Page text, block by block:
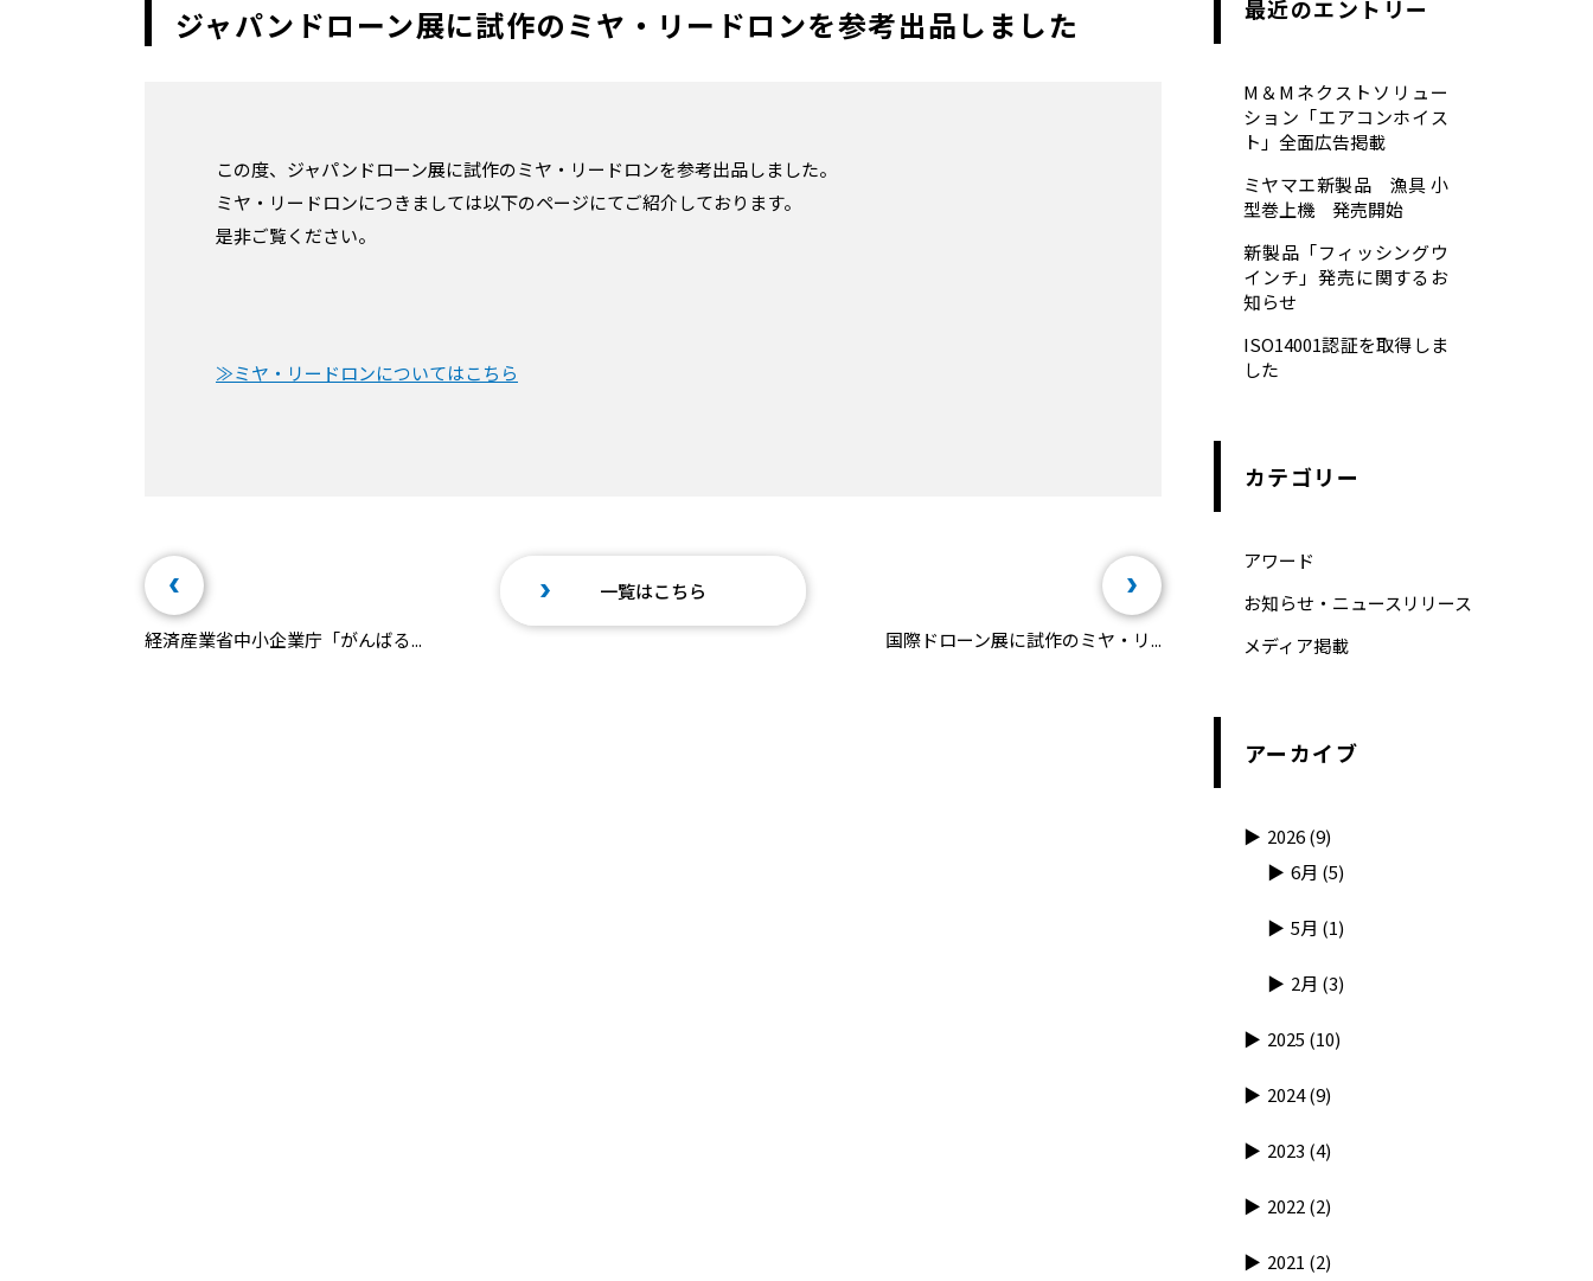
ジャパンドローン展に試作のミヤ・リードロンを参考出品しました
この度、ジャパンドローン展に試作のミヤ・リードロンを参考出品しました。
ミヤ・リードロンにつきましては以下のページにてご紹介しております。
是非ご覧ください。
≫ミヤ・リードロンについてはこちら
経済産業省中小企業庁「がんばる...
一覧はこちら
国際ドローン展に試作のミヤ・リ...
最近のエントリー
M＆Mネクストソリュー
ション「エアコンホイス
ト」全面広告掲載
ミヤマエ新製品 漁具 小
型巻上機 発売開始
新製品「フィッシングウ
インチ」発売に関するお
知らせ
ISO14001認証を取得しま
した
カテゴリー
アワード
お知らせ・ニュースリリース
メディア掲載
アーカイブ
2026(9)
6月 (5)
5月 (1)
2月 (3)
2025 (10)
2024(9)
2023 (4)
2022(2)
2021 (2)